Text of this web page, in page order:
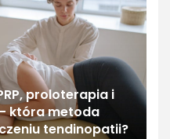
proloterapia i
która metoda
tendinopatii?